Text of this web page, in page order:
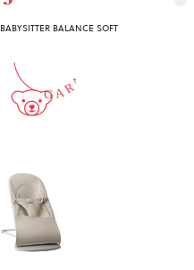
BABYSITTER BALANCE SOFT
10-ÅRS
GARANTI